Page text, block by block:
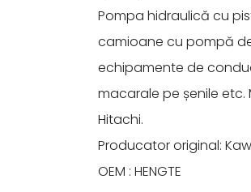
Pompa hidraulică cu
camioane cu pompă
echipamente de
macarale pe șenile etc.
Hitachi.
Producator original:
OEM : HENGTE